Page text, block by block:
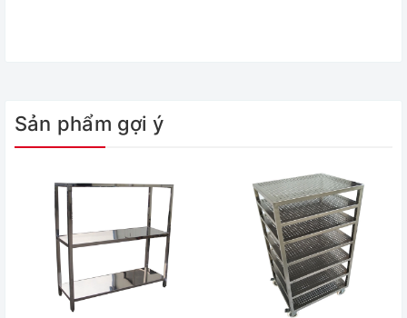
Sản phẩm gợi ý